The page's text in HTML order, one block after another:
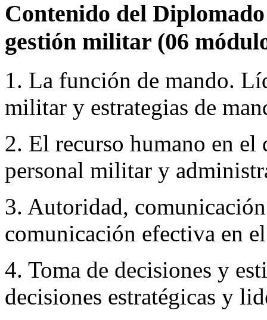
Contenido del
gestión militar (06
1. La función de mando.
militar y estrategias de
2. El recurso humano en
personal militar y
3. Autoridad,
comunicación efectiva en
4. Toma de decisiones y
decisiones estratégicas y